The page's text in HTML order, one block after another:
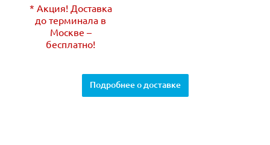
* Акция! Доставка
до терминала в
Москве –
бесплатно!
Подробнее о доставке